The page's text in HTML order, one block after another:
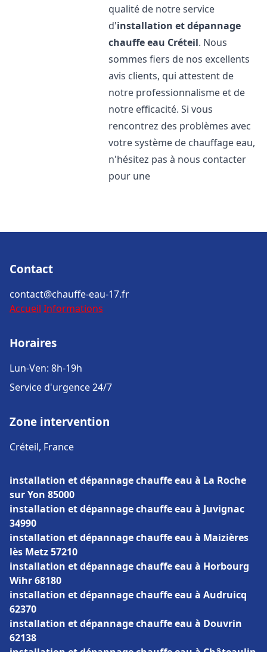
qualité de notre service
d'installation et dépannage
chauffe eau Créteil. Nous
sommes fiers de nos excellents
avis clients, qui attestent de
notre professionnalisme et de
notre efficacité. Si vous
rencontrez des problèmes avec
votre système de chauffage eau,
n'hésitez pas à nous contacter
pour une
Contact
contact@chauffe-eau-17.fr
Accueil Informations
Horaires
Lun-Ven: 8h-19h
Service d'urgence 24/7
Zone intervention
Créteil, France
installation et dépannage chauffe eau à La Roche
sur Yon 85000
installation et dépannage chauffe eau à Juvignac
34990
installation et dépannage chauffe eau à Maizières
lès Metz 57210
installation et dépannage chauffe eau à Horbourg
Wihr 68180
installation et dépannage chauffe eau à Audruicq
62370
installation et dépannage chauffe eau à Douvrin
62138